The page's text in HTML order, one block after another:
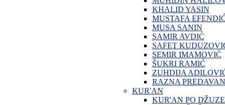
KHALID YASIN
MUSTAFA
MUSA SANIN
SAMIR AVDIĆ
SAFET
SEMIR IMAMOVIĆ
ŠUKRI RAMIĆ
ZUHDIJA
RAZNA
KUR'AN
KUR'AN PO